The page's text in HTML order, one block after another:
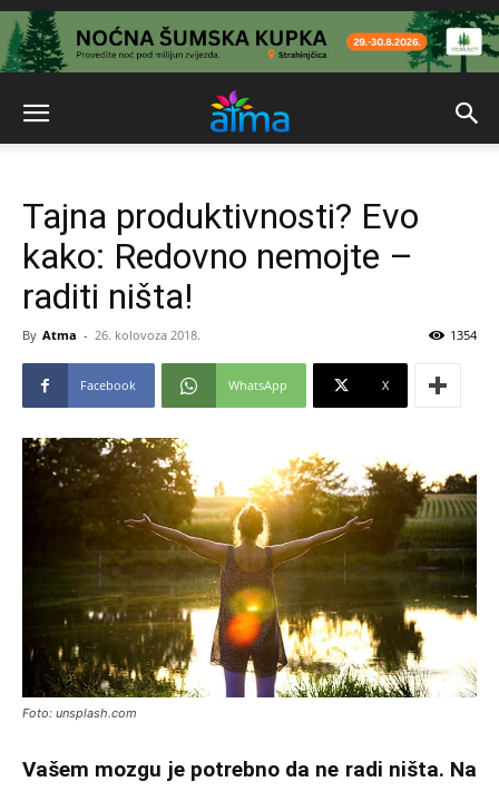
Tajna produktivnosti? Evo
kako: Redovno nemojte –
raditi ništa!
By Atma - 26. kolovoza 2018. 1354
Facebook WhatsApp X
Foto: unsplash.com
Vašem mozgu je potrebno da ne radi ništa. Na